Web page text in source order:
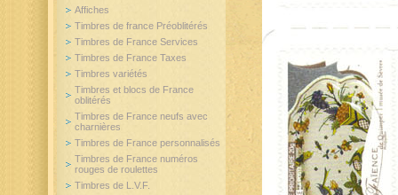
Affiches
Timbres de france Préoblitérés
Timbres de France Services
Timbres de France Taxes
Timbres variétés
Timbres et blocs de France
oblitérés
Timbres de France neufs avec
charnières
Timbres de France personnalisés
Timbres de France numéros
rouges de roulettes
Timbres de L.V.F.